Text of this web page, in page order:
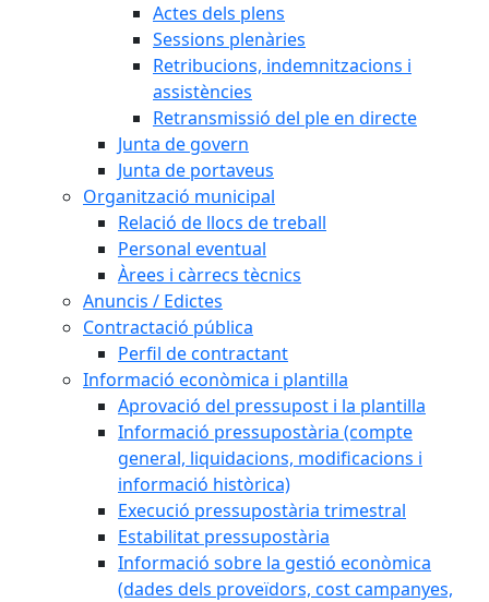
Actes dels plens
Sessions plenàries
Retribucions, indemnitzacions i
assistències
Retransmissió del ple en directe
Junta de govern
Junta de portaveus
Organització municipal
Relació de llocs de treball
Personal eventual
Àrees i càrrecs tècnics
Anuncis / Edictes
Contractació pública
Perfil de contractant
Informació econòmica i plantilla
Aprovació del pressupost i la plantilla
Informació pressupostària (compte
general, liquidacions, modificacions i
informació històrica)
Execució pressupostària trimestral
Estabilitat pressupostària
Informació sobre la gestió econòmica
(dades dels proveïdors, cost campanyes,